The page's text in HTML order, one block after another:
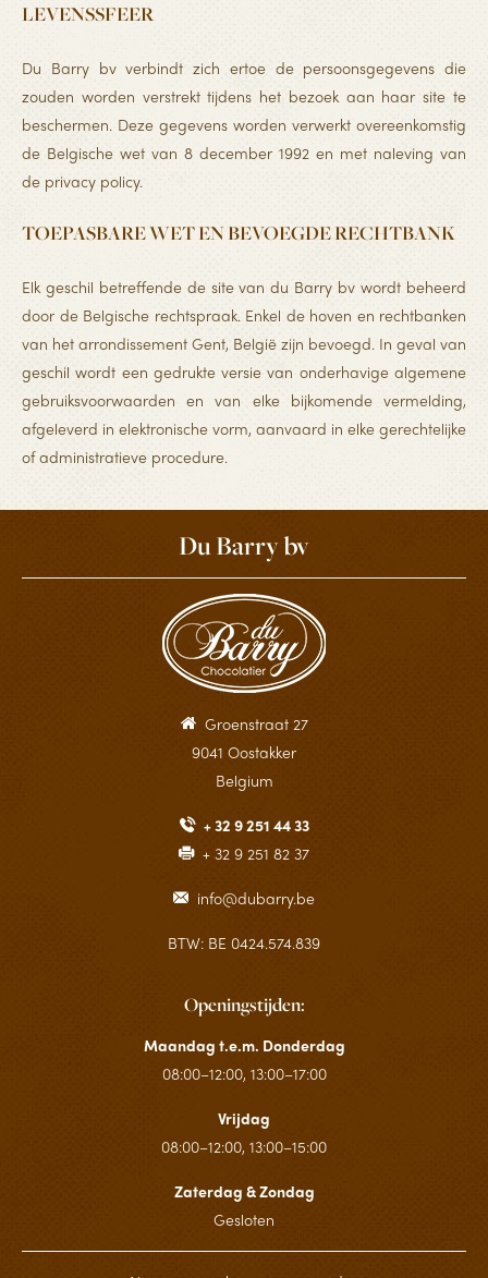
LEVENSSFEER
Du Barry bv verbindt zich ertoe de persoonsgegevens die
zouden worden verstrekt tijdens het bezoek aan haar site te
beschermen. Deze gegevens worden verwerkt overeenkomstig
de Belgische wet van 8 december 1992 en met naleving van
de privacy policy.
TOEPASBARE WET EN BEVOEGDE RECHTBANK
Elk geschil betreffende de site van du Barry bv wordt beheerd
door de Belgische rechtspraak. Enkel de hoven en rechtbanken
van het arrondissement Gent, België zijn bevoegd. In geval van
geschil wordt een gedrukte versie van onderhavige algemene
gebruiksvoorwaarden en van elke bijkomende vermelding,
afgeleverd in elektronische vorm, aanvaard in elke gerechtelijke
of administratieve procedure.
Du Barry bv
Groenstraat 27
9041 Oostakker
Belgium
+ 32 9 251 44 33
+ 32 9 251 82 37
info@dubarry.be
BTW: BE 0424.574.839
Openingstijden:
Maandag t.e.m. Donderdag
08:00–12:00, 13:00–17:00
Vrijdag
08:00–12:00, 13:00–15:00
Zaterdag & Zondag
Gesloten